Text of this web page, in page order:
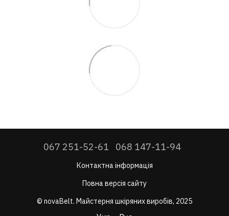
067 251-52-61 068 147-11-94
Контактна інформація
Повна версія сайту
© novaBelt. Майстерня шкіряних виробів, 2025